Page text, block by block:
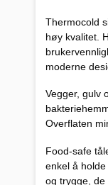
Thermocold
høy kvalitet.
moderne
Vegger, gulv
Overflaten
Food-safe
enkel å
og trygge,